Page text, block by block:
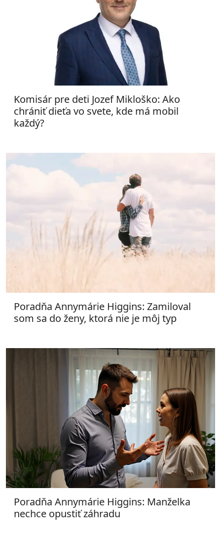
Komisár pre deti Jozef Mikloško: Ako
chrániť dieťa vo svete, kde má mobil
každý?
Poradňa Annymárie Higgins: Zamiloval
som sa do ženy, ktorá nie je môj typ
Poradňa Annymárie Higgins: Manželka
nechce opustiť záhradu